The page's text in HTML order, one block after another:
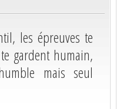
les épreuves te
gardent humain,
mais seul